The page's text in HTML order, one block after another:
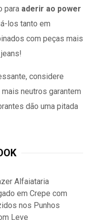
para aderir ao power
los tanto em
com peças mais
considere
neutros garantem
dão uma pitada